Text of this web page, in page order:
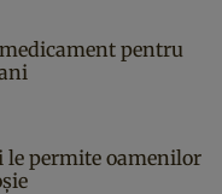
pentru
le permite oamenilor